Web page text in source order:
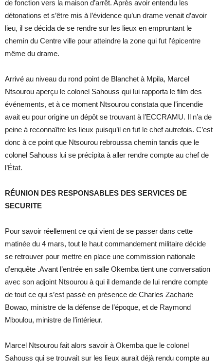
de fonction vers la maison d’arrêt. Après avoir entendu les
détonations et s’être mis à l’évidence qu’un drame venait d’avoir
lieu, il se décida de se rendre sur les lieux en empruntant le
chemin du Centre ville pour atteindre la zone qui fut l’épicentre
même du drame.
Arrivé au niveau du rond point de Blanchet à Mpila, Marcel
Ntsourou aperçu le colonel Sahouss qui lui rapporta le film des
événements, et à ce moment Ntsourou constata que l’incendie
avait eu pour origine un dépôt se trouvant à l’ECCRAMU. Il n’a de
peine à reconnaître les lieux puisqu’il en fut le chef autrefois. C’est
donc à ce point que Ntsourou rebroussa chemin tandis que le
colonel Sahouss lui se précipita à aller rendre compte au chef de
l’État.
RÉUNION DES RESPONSABLES DES SERVICES DE
SECURITE
Pour savoir réellement ce qui vient de se passer dans cette
matinée du 4 mars, tout le haut commandement militaire décide
se retrouver pour mettre en place une commission nationale
d’enquête .Avant l’entrée en salle Okemba tient une conversation
avec son adjoint Ntsourou à qui il demande de lui rendre compte
de tout ce qui s’est passé en présence de Charles Zacharie
Bowao, ministre de la défense de l’époque, et de Raymond
Mboulou, ministre de l’intérieur.
Marcel Ntsourou fait alors savoir à Okemba que le colonel
Sahouss qui se trouvait sur les lieux aurait déjà rendu compte au